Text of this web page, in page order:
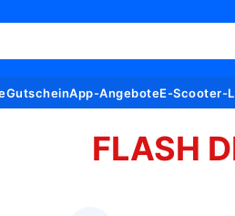
GutscheinApp-AngeboteE-Scooter-
FLASH